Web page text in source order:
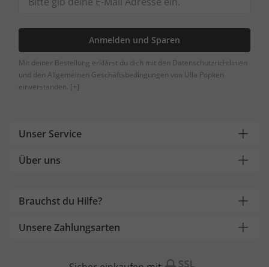
Anmelden und Sparen
Mit deiner Bestellung erklärst du dich mit den Datenschutzrichtlinien
und den Allgemeinen Geschäftsbedingungen von Ulla Popken
einverstanden. [+]
Unser Service
Über uns
Brauchst du Hilfe?
Unsere Zahlungsarten